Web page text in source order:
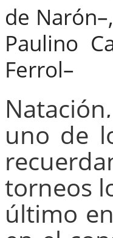
de
Paulino
Ferrol–
uno de
torneos
último